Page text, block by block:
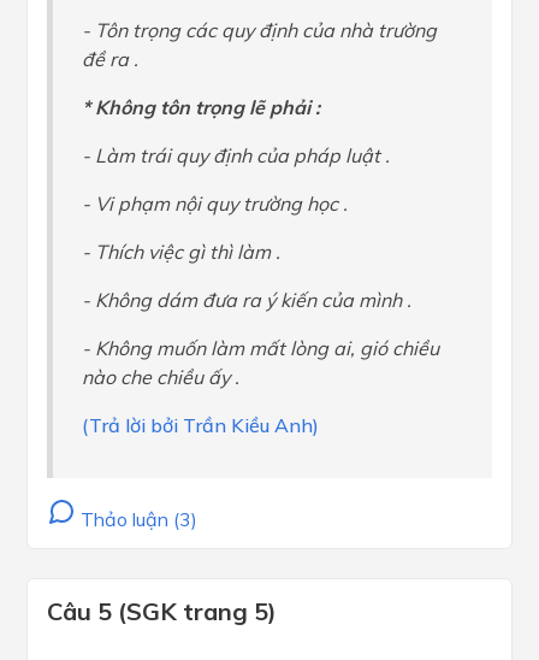
- Tôn trọng các quy định của nhà trường
đề ra .
* Không tôn trọng lẽ phải :
- Làm trái quy định của pháp luật .
- Vi phạm nội quy trường học .
- Thích việc gì thì làm .
- Không dám đưa ra ý kiến của mình .
- Không muốn làm mất lòng ai, gió chiều
nào che chiều ấy .
(Trả lời bởi Trần Kiều Anh)
Thảo luận (3)
Câu 5 (SGK trang 5)